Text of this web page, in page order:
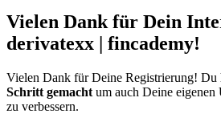
Vielen Dank für Dein
derivatexx | fincademy!
Vielen Dank für Deine Registrierung! Du
Schritt gemacht um auch Deine eigenen
zu verbessern.